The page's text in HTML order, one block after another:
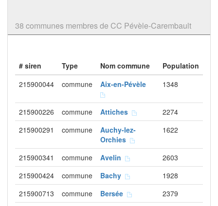
38 communes membres de CC Pévèle-Carembault
# siren Type Nom commune
Population
215900044
commune Aix-en-Pévèle 1348
215900226 commune Attiches
2274
215900291
commune
Auchy-lez-
Orchies
1622
215900341 commune Avelin
2603
215900424
commune Bachy
1928
215900713
commune Bersée
2379